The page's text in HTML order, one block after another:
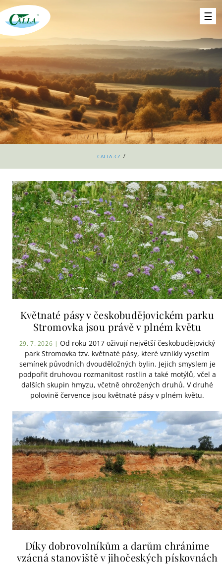
CALLA.CZ /
Květnaté pásy v českobudějovickém parku
Stromovka jsou právě v plném květu
29. 7. 2026 | Od roku 2017 oživují největší českobudějovický
park Stromovka tzv. květnaté pásy, které vznikly vysetím
semínek původních dvouděložných bylin. Jejich smyslem je
podpořit druhovou rozmanitost rostlin a také motýlů, včel a
dalších skupin hmyzu, včetně ohrožených druhů. V druhé
polovině července jsou květnaté pásy v plném květu.
Díky dobrovolníkům a darům chráníme
vzácná stanoviště v jihočeských pískovnách